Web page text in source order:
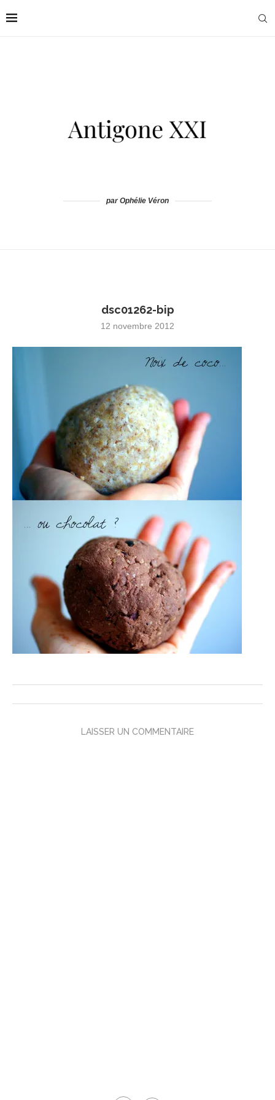
par Ophélie Véron
dsc01262-bip
12 novembre 2012
LAISSER UN COMMENTAIRE